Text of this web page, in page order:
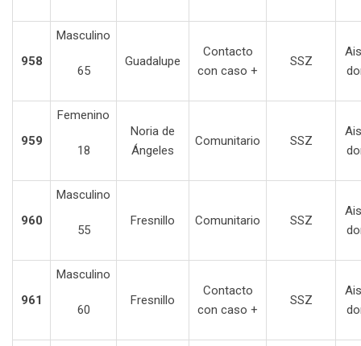
958
Masculino
65
Guadalupe
Contacto
con caso +
SSZ
959
Femenino
18
Noria de
Ángeles
Comunitario SSZ
960
Masculino
55
Fresnillo Comunitario SSZ
961
Masculino
60
Fresnillo
Contacto
con caso +
SSZ